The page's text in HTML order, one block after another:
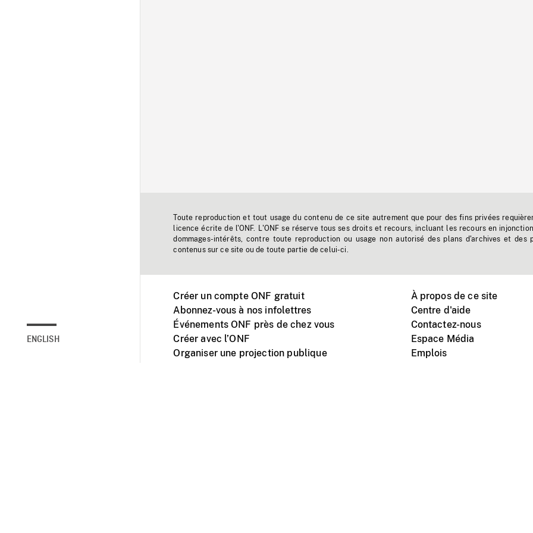
ENGLISH
Toute reproduction et tout usage du contenu de ce site autrement que pour des fins privées
licence écrite de l'ONF. L'ONF se réserve tous ses droits et recours, incluant les recours en
dommages-intérêts, contre toute reproduction ou usage non autorisé des plans d'archives et des
contenus sur ce site ou de toute partie de celui-ci.
Créer un compte ONF gratuit
Abonnez-vous à nos infolettres
Événements ONF près de chez vous
Créer avec l’ONF
Organiser une projection publique
À propos de ce site
Centre d'aide
Contactez-nous
Espace Média
Emplois